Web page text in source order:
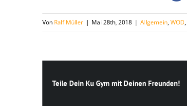
Von Ralf Müller | Mai 28th, 2018 | Allgemein,WOD,
Teile Dein Ku Gym mit Deinen Freunden!